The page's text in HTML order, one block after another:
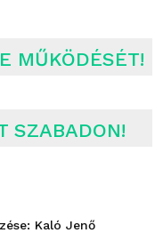
MŰKÖDÉSÉT!
SZABADON!
Kaló Jenő